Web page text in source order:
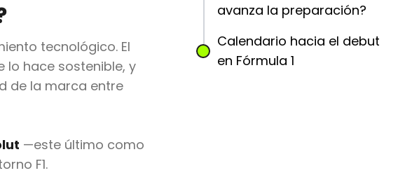
avanza la preparación?
Calendario hacia el debut
en Fórmula 1
tecnológico. El
lo hace sostenible, y
de la marca entre
—este último como
F1.